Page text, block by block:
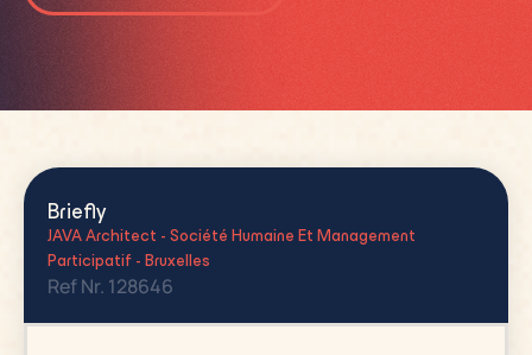
Briefly
JAVA Architect - Société Humaine Et Management
Participatif - Bruxelles
Ref Nr. 128646